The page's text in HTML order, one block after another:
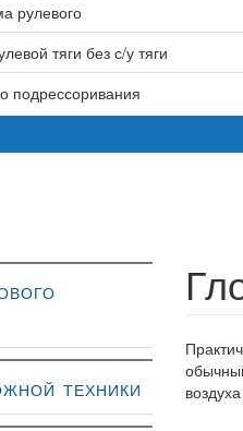
рулевого
тяги без с/у тяги
подрессоривания
барабана с/о
тяги
техники